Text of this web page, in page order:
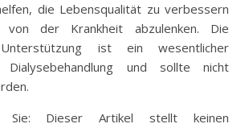
die Lebensqualität zu verbessern
der Krankheit abzulenken. Die
Unterstützung ist ein wesentlicher
und sollte nicht
Sie: Dieser Artikel stellt keinen